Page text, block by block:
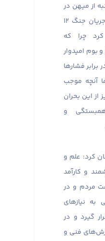
از میهن در
برابر دشمن در جریان جنگ ۱۲
کرد چرا که
بوم امیدوار
برابر فشارها
آنچه موجب
از این بحران
و
کرد: علم و
و کارآمد
مردم و در
به نیازهای
گیرد و در
فنی و